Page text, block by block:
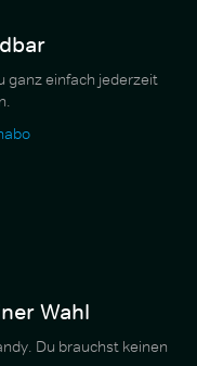
ganz einfach jederzeit
Wahl
Du brauchst keinen